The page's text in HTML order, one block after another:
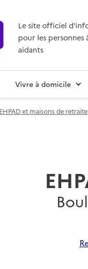
Le site officiel
pour les personnes
aidants
Vivre à domicile
et maisons de retraite